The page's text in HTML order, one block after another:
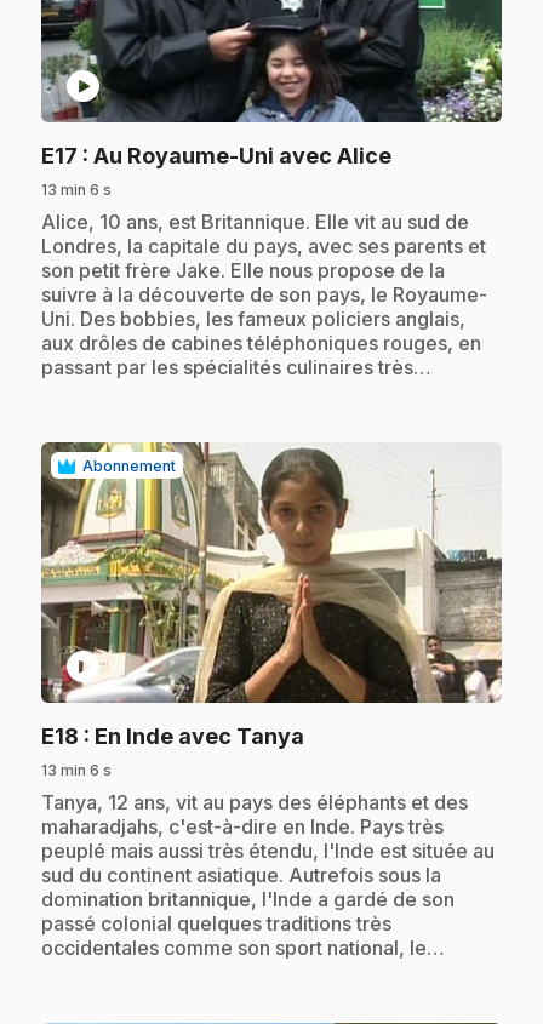
play_circle
E17 : Au Royaume-Uni avec Alice.
13 min 6 s
.Alice, 10 ans, est Britannique. Elle vit au sud de
Londres, la capitale du pays, avec ses parents et
son petit frère Jake. Elle nous propose de la
suivre à la découverte de son pays, le Royaume-
Uni. Des bobbies, les fameux policiers anglais,
aux drôles de cabines téléphoniques rouges, en
passant par les spécialités culinaires très…
Abonnement
play_circle
E18 : En Inde avec Tanya
13 min 6 s
.Tanya, 12 ans, vit au pays des éléphants et des
maharadjahs, c'est-à-dire en Inde. Pays très
peuplé mais aussi très étendu, l'Inde est située au
sud du continent asiatique. Autrefois sous la
domination britannique, l'Inde a gardé de son
passé colonial quelques traditions très
occidentales comme son sport national, le…